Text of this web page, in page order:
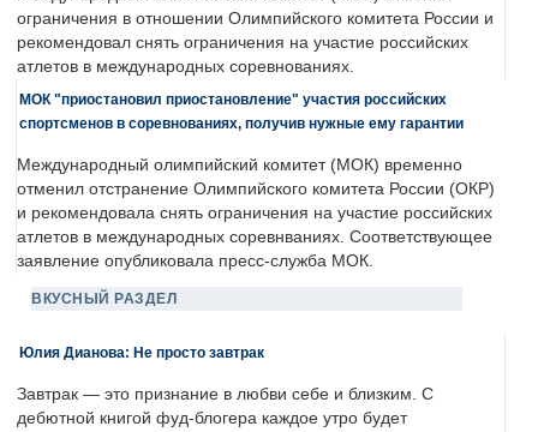
ограничения в отношении Олимпийского комитета России и
рекомендовал снять ограничения на участие российских
атлетов в международных соревнованиях.
МОК "приостановил приостановление" участия российских
спортсменов в соревнованиях, получив нужные ему гарантии
Международный олимпийский комитет (МОК) временно
отменил отстранение Олимпийского комитета России (ОКР)
и рекомендовала снять ограничения на участие российских
атлетов в международных соревнваниях. Соответствующее
заявление опубликовала пресс-служба МОК.
ВКУСНЫЙ РАЗДЕЛ
Юлия Дианова: Не просто завтрак
Завтрак — это признание в любви себе и близким. С
дебютной книгой фуд-блогера каждое утро будет